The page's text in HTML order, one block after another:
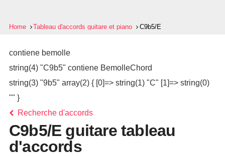
Home Tableau d'accords guitare et piano C9b5/E
contiene bemolle
string(4) "C9b5" contiene BemolleChord
string(3) "9b5" array(2) { [0]=> string(1) "C" [1]=> string(0)
"" }
Recherche d'accords
C9b5/E guitare tableau
d'accords